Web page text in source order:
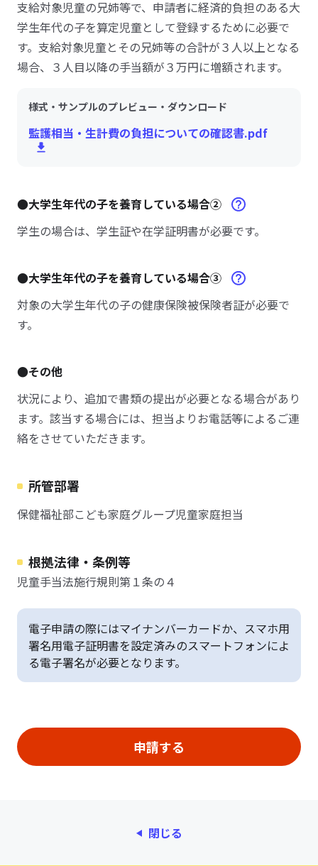
支給対象児童の兄姉等で、申請者に経済的負担のある大
学生年代の子を算定児童として登録するために必要で
す。支給対象児童とその兄姉等の合計が３人以上となる
場合、３人目以降の手当額が３万円に増額されます。
様式・サンプルのプレビュー・ダウンロード
監護相当・生計費の負担についての確認書.pdf
●大学生年代の子を養育している場合②
学生の場合は、学生証や在学証明書が必要です。
●大学生年代の子を養育している場合③
対象の大学生年代の子の健康保険被保険者証が必要で
す。
●その他
状況により、追加で書類の提出が必要となる場合があり
ます。該当する場合には、担当よりお電話等によるご連
絡をさせていただきます。
所管部署
保健福祉部こども家庭グループ児童家庭担当
根拠法律・条例等
児童手当法施行規則第１条の４
電子申請の際にはマイナンバーカードか、スマホ用
署名用電子証明書を設定済みのスマートフォンによ
る電子署名が必要となります。
閉じる